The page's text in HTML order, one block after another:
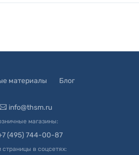
материалы Блог
info@thsm.ru
магазины:
(495) 744-00-87
в соцсетях: